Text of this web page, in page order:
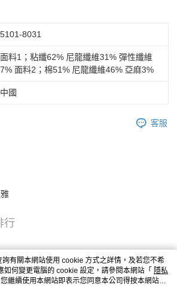
5101-8031
面料1；粘纖62% 尼龍纖維31% 彈性纖維
7% 面料2；棉51% 尼龍纖維46% 亞麻3%
中國
客服
行
有關本網站使用 cookie 方式之詳情，及若您不希
如何變更電腦的 cookie 設定，請參閱本網站「 隱私
繼續使用本網站即表示您同意本公司得按本網站使
。